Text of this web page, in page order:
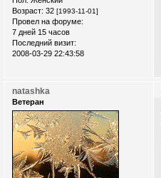
Возраст: 32 [1993-11-01]
Провел на форуме:
7 дней 15 часов
Последний визит:
2008-03-29 22:43:58
natashka
Ветеран